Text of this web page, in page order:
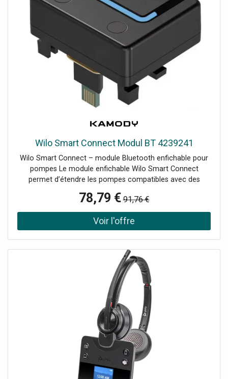
L'accès au module Bluetooth SSC est protégé par le code
d'accès modifiable individuellement avec module
Bluetooth SSC Batterie intégrée pour réserve de marche
date/heure Norme radio Bluetooth SMART Bande de
fréquence 2 4 GHz portée max. 10 m (selon le lieu
d'installation et les matériaux de construction)
Wilo Smart Connect Modul BT 4239241
Wilo Smart Connect – module Bluetooth enfichable pour
pompes Le module enfichable Wilo Smart Connect
permet d’étendre les pompes compatibles avec des
connexion Bluetooth avec l’application Wilo-Assistant,
facilitant la surveillance, l’affichage des valeurs de
fonctionnement et le réglage des parametres de la
pompe. Fonctions principales Connexion Bluetooth avec
fonctionnement de la pompe Affichage des valeurs de
process et des messages d’état Commande et
paramétrage des fonctions de la pompe Données
techniques • Interface Bluetooth LE 5.0 • Profil GATT
peripheral server • Bande de fréquences 2400.0 – 2483.5
MHz • Puissance d’émission jusqu’a 10 dBm (EIRP)>
78,79 € 91,76 €